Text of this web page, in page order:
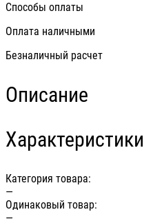
Способы оплаты
Оплата наличными
Безналичный расчет
Описание
Характеристики
Категория товара:
—
Одинаковый товар:
—